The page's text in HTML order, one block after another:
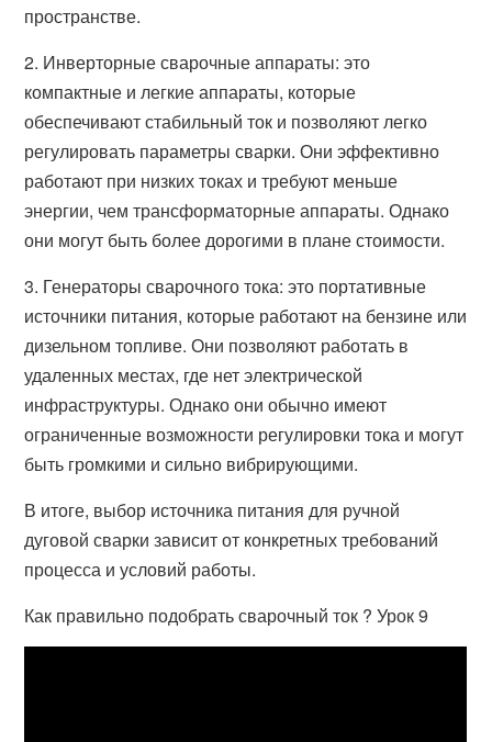
пространстве.
2. Инверторные сварочные аппараты: это
компактные и легкие аппараты, которые
обеспечивают стабильный ток и позволяют легко
регулировать параметры сварки. Они эффективно
работают при низких токах и требуют меньше
энергии, чем трансформаторные аппараты. Однако
они могут быть более дорогими в плане стоимости.
3. Генераторы сварочного тока: это портативные
источники питания, которые работают на бензине или
дизельном топливе. Они позволяют работать в
удаленных местах, где нет электрической
инфраструктуры. Однако они обычно имеют
ограниченные возможности регулировки тока и могут
быть громкими и сильно вибрирующими.
В итоге, выбор источника питания для ручной
дуговой сварки зависит от конкретных требований
процесса и условий работы.
Как правильно подобрать сварочный ток ? Урок 9